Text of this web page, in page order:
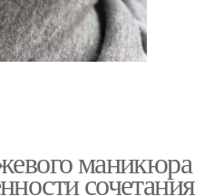
маникюра
сочетания